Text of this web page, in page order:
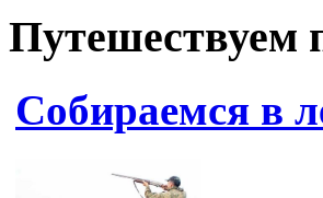
Путешествуем
Собираемся в